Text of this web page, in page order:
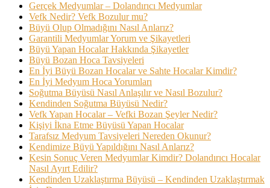
Gerçek Medyumlar – Dolandırıcı Medyumlar
Vefk Nedir? Vefk Bozulur mu?
Büyü Olup Olmadığını Nasıl Anlarız?
Garantili Medyumlar Yorum ve Şikayetleri
Büyü Yapan Hocalar Hakkında Şikayetler
Büyü Bozan Hoca Tavsiyeleri
En İyi Büyü Bozan Hocalar ve Sahte Hocalar Kimdir?
En İyi Medyum Hoca Yorumları
Soğutma Büyüsü Nasıl Anlaşılır ve Nasıl Bozulur?
Kendinden Soğutma Büyüsü Nedir?
Vefk Yapan Hocalar – Vefki Bozan Şeyler Nedir?
Kişiyi İkna Etme Büyüsü Yapan Hocalar
Tarafsız Medyum Tavsiyeleri Nereden Okunur?
Kendimize Büyü Yapıldığını Nasıl Anlarız?
Kesin Sonuç Veren Medyumlar Kimdir? Dolandırıcı Hocalar
Nasıl Ayırt Edilir?
Kendinden Uzaklaştırma Büyüsü – Kendinden Uzaklaştırmak